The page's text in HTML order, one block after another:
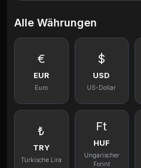
Alle Währungen
€
EUR
Euro
$
USD
US-Dollar
₺
TRY
Türkische Lira
Ft
HUF
Ungarischer
Forint